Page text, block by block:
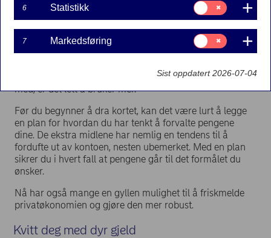
Sommeren er rett rundt hjørnet, og mange er
allerede i full gang med planleggingen.
Feriepengene og skattepengene har kommet, eller
ekstra penger for mange. Når vi har litt ekstra å rutte
med, er det lett å bruker mer.
Før du begynner å dra kortet, kan det være lurt å legge
en plan for hvordan du har tenkt å forvalte pengene
dine. De ekstra midlene har nemlig en tendens til å
fordufte ut av kontoen, nesten ubemerket. Med en plan
sikrer du i hvert fall at pengene går til det formålet du
ønsker.
Nå har også mange en gyllen mulighet til å friskmelde
privatøkonomien og gjøre den mer robust.
Kvitt deg med dyr gjeld
6 Statistikk
Samtykke
til:
Statistikk
7 Markedsføring
Samtykke
til:
Markedsføring
Sist oppdatert 2026-07-04